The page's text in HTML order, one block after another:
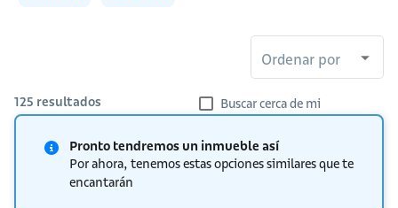
Ordenar por
125 resultados Buscar cerca de mi
Pronto tendremos un inmueble así
Por ahora, tenemos estas opciones similares que te
encantarán